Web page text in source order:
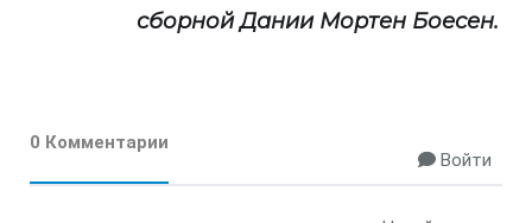
сборной Дании Мортен Боесен.
0 Комментарии
Войти